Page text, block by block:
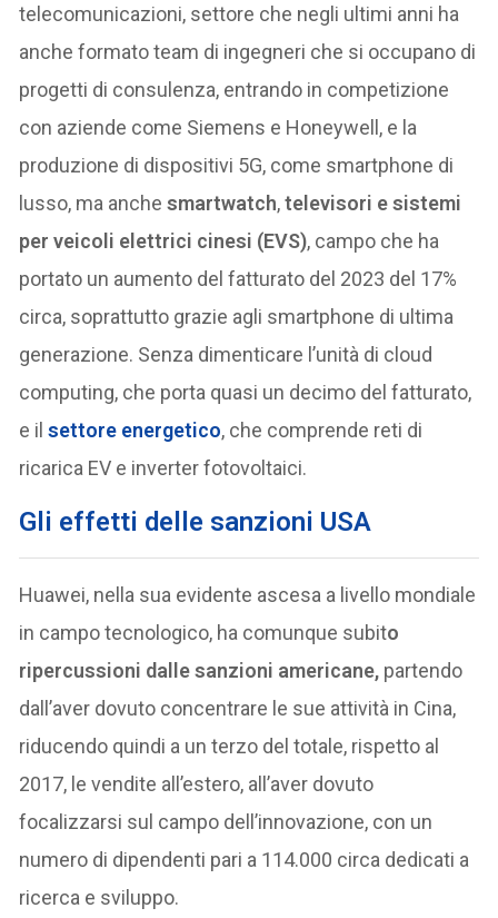
telecomunicazioni, settore che negli ultimi anni ha
anche formato team di ingegneri che si occupano di
progetti di consulenza, entrando in competizione
con aziende come Siemens e Honeywell, e la
produzione di dispositivi 5G, come smartphone di
lusso, ma anchesmartwatch,televisori e sistemi
per veicoli elettrici cinesi (EVS), campo che ha
portato un aumento del fatturato del 2023 del 17%
circa, soprattutto grazie agli smartphone di ultima
generazione. Senza dimenticare l’unità di cloud
computing, che porta quasi un decimo del fatturato,
e ilsettore energetico, che comprende reti di
ricarica EV e inverter fotovoltaici.
Gli effetti delle sanzioni USA
Huawei, nella sua evidente ascesa a livello mondiale
in campo tecnologico, ha comunque subito
ripercussioni dalle sanzioni americane, partendo
dall’aver dovuto concentrare le sue attività in Cina,
riducendo quindi a un terzo del totale, rispetto al
2017, le vendite all’estero, all’aver dovuto
focalizzarsi sul campo dell’innovazione, con un
numero di dipendenti pari a 114.000 circa dedicati a
ricerca e sviluppo.